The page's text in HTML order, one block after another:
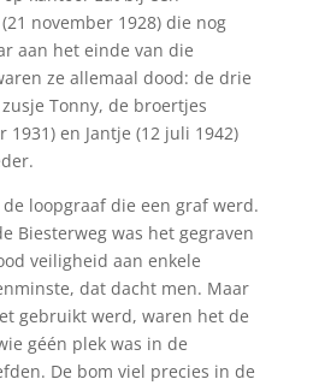
november 1928) die nog
aan het einde van die
ze allemaal dood: de drie
Tonny, de broertjes
1931) en Jantje (12 juli 1942)
loopgraaf die een graf werd.
Biesterweg was het gegraven
veiligheid aan enkele
dat dacht men. Maar
gebruikt werd, waren het de
géén plek was in de
De bom viel precies in de